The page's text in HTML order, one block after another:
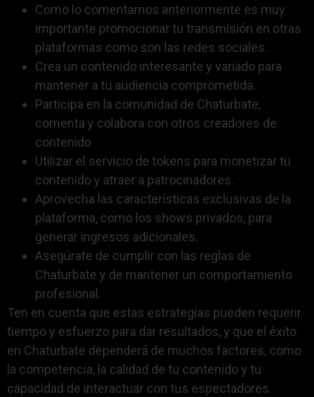
Como lo comentamos anteriormente es muy
importante promocionar tu transmisión en otras
plataformas como son las redes sociales.
Crea un contenido interesante y variado para
mantener a tu audiencia comprometida.
Participa en la comunidad de Chaturbate,
comenta y colabora con otros creadores de
contenido
Utilizar el servicio de tokens para monetizar tu
contenido y atraer a patrocinadores.
Aprovecha las características exclusivas de la
plataforma, como los shows privados, para
generar ingresos adicionales.
Asegúrate de cumplir con las reglas de
Chaturbate y de mantener un comportamiento
profesional.
Ten en cuenta que estas estrategias pueden requerir
tiempo y esfuerzo para dar resultados, y que el éxito
en Chaturbate dependerá de muchos factores, como
la competencia, la calidad de tu contenido y tu
capacidad de interactuar con tus espectadores.